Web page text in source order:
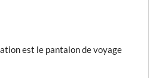
est le pantalon de voyage